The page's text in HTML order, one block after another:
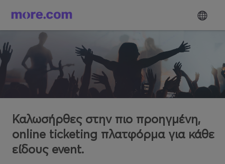
Καλωσήρθες στην πιο προηγμένη,
online ticketing πλατφόρμα για κάθε
είδους event.